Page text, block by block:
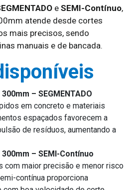
e SEMI-Contínuo,
atende desde cortes
mais precisos, sendo
manuais e de bancada.
– SEGMENTADO
em concreto e materiais
espaçados favorecem a
de resíduos, aumentando a
– SEMI-Contínuo
com maior precisão e menor risco
contínua proporciona